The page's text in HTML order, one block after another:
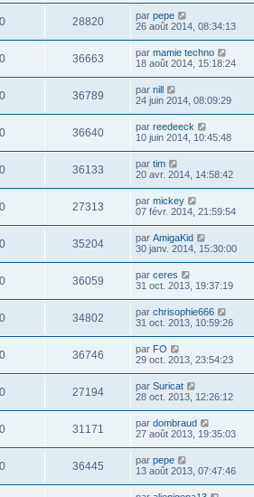
0 28820 par pepe
26 août 2014, 08:34:13
0 36663 par mamie techno
18 août 2014, 15:18:24
0 36789 par nill
24 juin 2014, 08:09:29
0 36640 par reedeeck
10 juin 2014, 10:45:48
0 36133 par tim
20 avr. 2014, 14:58:42
0 27313 par mickey
07 févr. 2014, 21:59:54
0 35204 par AmigaKid
30 janv. 2014, 15:30:00
0 36059 par ceres
31 oct. 2013, 19:37:19
0 34802 par chrisophie666
31 oct. 2013, 10:59:26
0 36746 par FO
29 oct. 2013, 23:54:23
0 27194 par Suricat
28 oct. 2013, 12:26:12
0 31171 par dombraud
27 août 2013, 19:35:03
0 36445 par pepe
13 août 2013, 07:47:46